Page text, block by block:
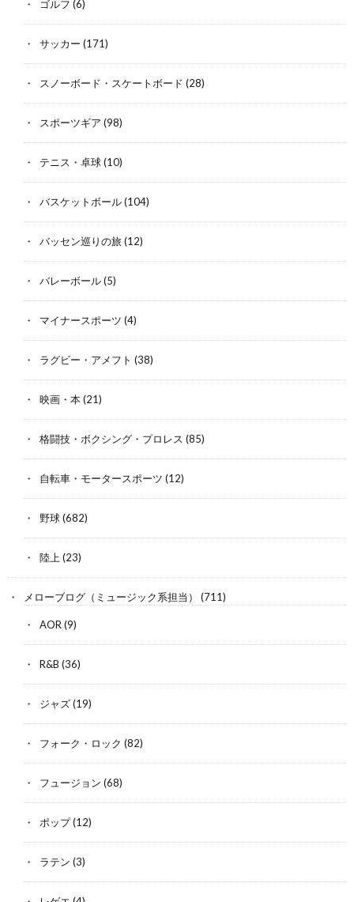
ゴルフ (6)
サッカー (171)
スノーボード・スケートボード (28)
スポーツギア (98)
テニス・卓球(10)
バスケットボール(104)
バッセン巡りの旅(12)
バレーボール(5)
マイナースポーツ (4)
ラグビー・アメフト (38)
映画・本(21)
格闘技・ボクシング・プロレス (85)
自転車・モータースポーツ (12)
野球(682)
陸上 (23)
メローブログ（ミュージック系担当） (711)
AOR (9)
R&B (36)
ジャズ(19)
フォーク・ロック (82)
フュージョン (68)
ポップ(12)
ラテン (3)